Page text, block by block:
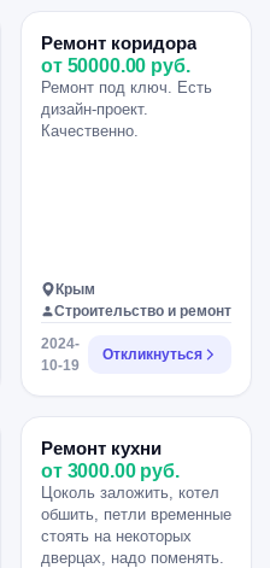
Ремонт коридора
от 50000.00 руб.
Ремонт под ключ. Есть
дизайн-проект.
Качественно.
Крым
Строительство и ремонт
2024-
10-19
Откликнуться
Ремонт кухни
от 3000.00 руб.
Цоколь заложить, котел
обшить, петли временные
стоять на некоторых
дверцах, надо поменять.